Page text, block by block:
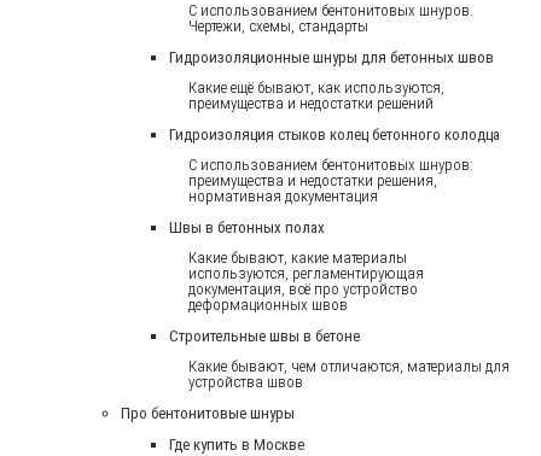
С использованием бентонитовых шнуров.
Чертежи, схемы, стандарты
Гидроизоляционные шнуры для бетонных швов
Какие ещё бывают, как используются,
преимущества и недостатки решений
Гидроизоляция стыков колец бетонного колодца
С использованием бентонитовых шнуров:
преимущества и недостатки решения,
нормативная документация
Швы в бетонных полах
Какие бывают, какие материалы
используются, регламентирующая
документация, всё про устройство
деформационных швов
Строительные швы в бетоне
Какие бывают, чем отличаются, материалы для
устройства швов
Про бентонитовые шнуры
Где купить в Москве